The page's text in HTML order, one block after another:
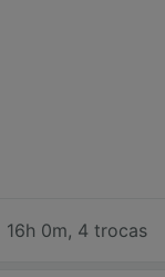
16h 0m, 4 trocas